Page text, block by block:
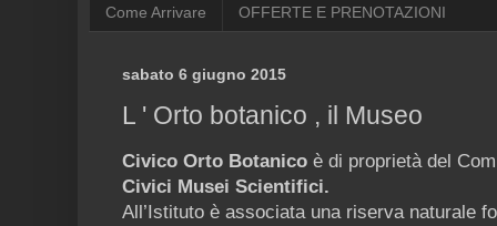
Come Arrivare OFFERTE E PRENOTAZIONI
sabato 6 giugno 2015
L ' Orto botanico , il Museo
Civico Orto Botanico è di proprietà del
Civici Musei Scientifici.
All’Istituto è associata una riserva naturale